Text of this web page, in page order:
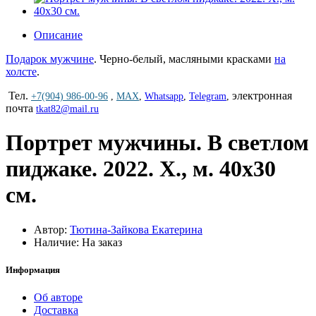
Описание
Подарок мужчине. Черно-белый, масляными красками на
холсте.
Тел. +7(904) 986-00-96 , MAX, Whatsapp, Telegram, электронная
почта tkat82@mail.ru
Портрет мужчины. В светлом
пиджаке. 2022. Х., м. 40х30
см.
Автор: Тютина-Зайкова Екатерина
Наличие: На заказ
Информация
Об авторе
Доставка